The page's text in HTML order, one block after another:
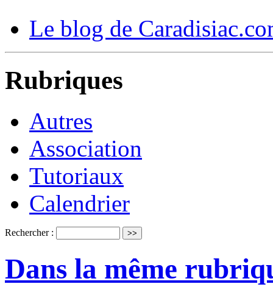
Le blog de
Rubriques
Autres
Association
Tutoriaux
Calendrier
Rechercher :
Dans la même